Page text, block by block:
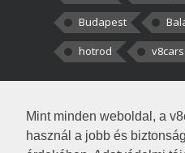
Mint minden weboldal, a
használ a jobb és
Budapest
hotrod
v8cars
kortisz:
darabbaal számoltam.